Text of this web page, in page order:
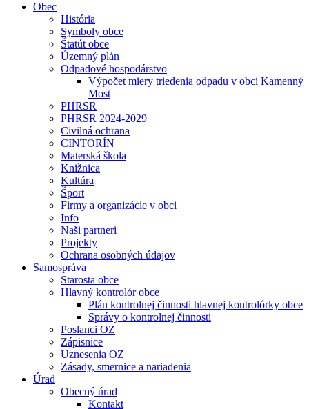
Obec
História
Symboly obce
Štatút obce
Územný plán
Odpadové hospodárstvo
Výpočet miery triedenia odpadu v obci Kamenný
Most
PHRSR
PHRSR 2024-2029
Civilná ochrana
CINTORÍN
Materská škola
Knižnica
Kultúra
Šport
Firmy a organizácie v obci
Info
Naši partneri
Projekty
Ochrana osobných údajov
Samospráva
Starosta obce
Hlavný kontrolór obce
Plán kontrolnej činnosti hlavnej kontrolórky obce
Správy o kontrolnej činnosti
Poslanci OZ
Zápisnice
Uznesenia OZ
Zásady, smernice a nariadenia
Úrad
Obecný úrad
Kontakt